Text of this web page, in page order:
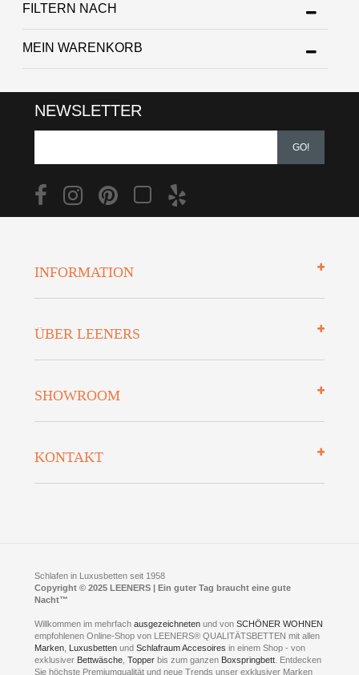
FILTERN NACH
MEIN WARENKORB
NEWSLETTER
GO!
INFORMATION
Finanzierung
Datenschutz
ÜBER LEENERS
Preisgarantie
Presse
Jobs
SHOWROOM
Fotoalbum
Kontakt
KONTAKT
Neuer Showroom für unsere Onlineartikel.
Kontakt via:WhatsApp
Kontakt via:eMail
Schlafen in Luxusbetten seit 1958
Copyright © 2025 LEENERS | Ein guter Tag braucht eine gute
Nacht™
Willkommen im mehrfachausgezeichnetenund vonSCHÖNER WOHNEN
empfohlenen Online-Shop von LEENERS® QUALITÄTSBETTEN mit allen
Marken Luxusbetten undSchlafraum Accesoires in einem Shop - von
exklusiver Bettwäsche ,Topper bis zum ganzen Boxspringbett . Entdecken
Sie höchste Premiumqualität und neue Trends unser exklusiver Marken